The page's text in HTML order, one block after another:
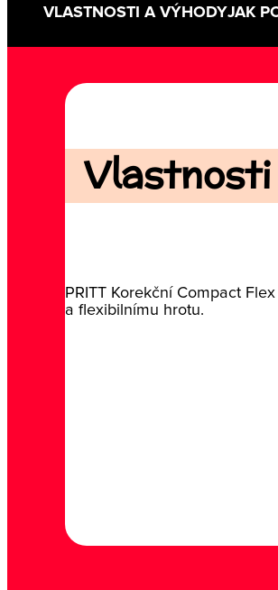
VLASTNOSTI A VÝHODYJAK
Vlastnosti
PRITT Korekční Compact
a flexibilnímu hrotu.